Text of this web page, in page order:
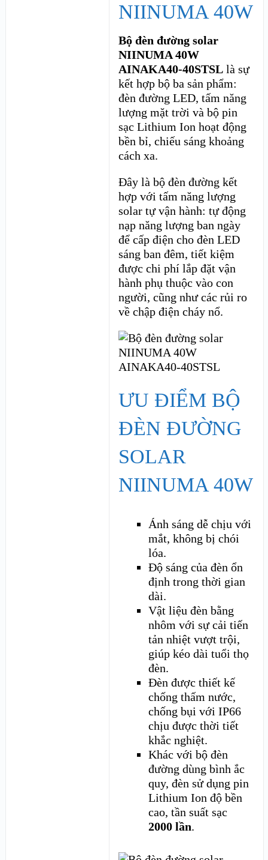
NIINUMA 40W
Bộ đèn đường solar
NIINUMA 40W
AINAKA40-40STSL là sự
kết hợp bộ ba sản phẩm:
đèn đường LED, tấm năng
lượng mặt trời và bộ pin
sạc Lithium Ion hoạt động
bền bỉ, chiếu sáng khoảng
cách xa.
Đây là bộ đèn đường kết
hợp với tấm năng lượng
solar tự vận hành: tự động
nạp năng lượng ban ngày
để cấp điện cho đèn LED
sáng ban đêm, tiết kiệm
được chi phí lắp đặt vận
hành phụ thuộc vào con
người, cũng như các rủi ro
về chập điện cháy nổ.
ƯU ĐIỂM BỘ
ĐÈN ĐƯỜNG
SOLAR
NIINUMA 40W
Ánh sáng dễ chịu với
mắt, không bị chói
lóa.
Độ sáng của đèn ổn
định trong thời gian
dài.
Vật liệu đèn bằng
nhôm với sự cải tiến
tản nhiệt vượt trội,
giúp kéo dài tuổi thọ
đèn.
Đèn được thiết kế
chống thấm nước,
chống bụi với IP66
chịu được thời tiết
khắc nghiệt.
Khác với bộ đèn
đường dùng bình ắc
quy, đèn sử dụng pin
Lithium Ion độ bền
cao, tần suất sạc
2000 lần.